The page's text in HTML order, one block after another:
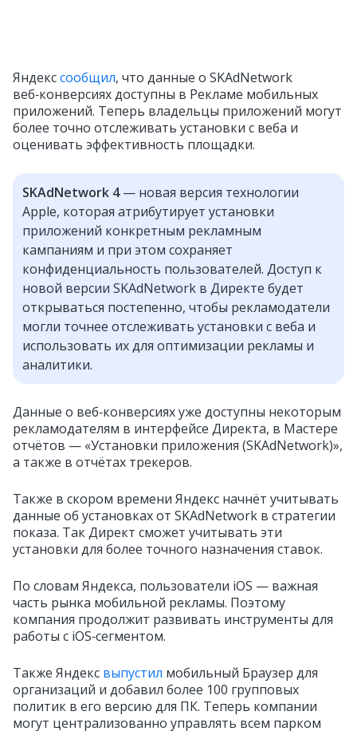
Яндекссообщил, что данные о SKAdNetwork
веб‑конверсиях доступны в Рекламе мобильных
приложений. Теперь владельцы приложений могут
более точно отслеживать установки с веба и
оценивать эффективность площадки.
SKAdNetwork 4— новая версия технологии
Apple, которая атрибутирует установки
приложений конкретным рекламным
кампаниям и при этом сохраняет
конфиденциальность пользователей. Доступ к
новой версии SKAdNetwork в Директе будет
открываться постепенно, чтобы рекламодатели
могли точнее отслеживать установки с веба и
использовать их для оптимизации рекламы и
аналитики.
Данные о веб‑конверсиях уже доступны некоторым
рекламодателям в интерфейсе Директа, в Мастере
отчётов — «Установки приложения (SKAdNetwork)»,
а также в отчётах трекеров.
Также в скором времени Яндекс начнёт учитывать
данные об установках от SKAdNetwork в стратегии
показа. Так Директ сможет учитывать эти
установки для более точного назначения ставок.
По словам Яндекса, пользователи iOS — важная
часть рынка мобильной рекламы. Поэтому
компания продолжит развивать инструменты для
работы с iOS‑сегментом.
Также Яндекс выпустил мобильный Браузер для
организаций и добавил более 100 групповых
политик в его версию для ПК. Теперь компании
могут централизованно управлять всем парком